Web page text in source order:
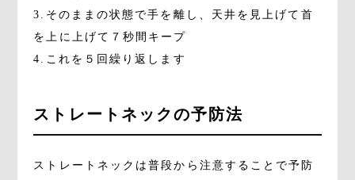
3.そのままの状態で手を離し、天井を見上げて首
を上に上げて７秒間キープ
4.これを５回繰り返します
ストレートネックの予防法
ストレートネックは普段から注意することで予防